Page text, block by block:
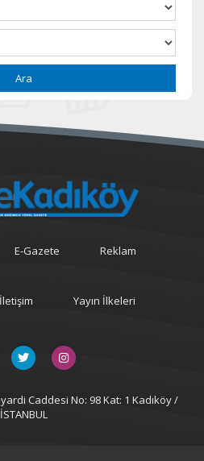
Ara
E-Gazete Reklam
İletişim Yayın İlkeleri
Caddesi No: 98 Kat: 1 Kadıköy /
İSTANBUL